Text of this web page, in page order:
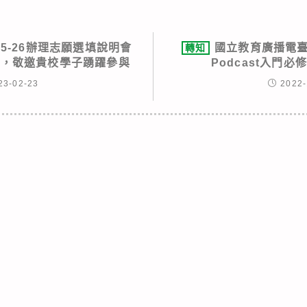
26辦理志願選填說明會
敬邀貴校學子踴躍參與
02-23
轉知
國立教育廣播電
Podcast入門必